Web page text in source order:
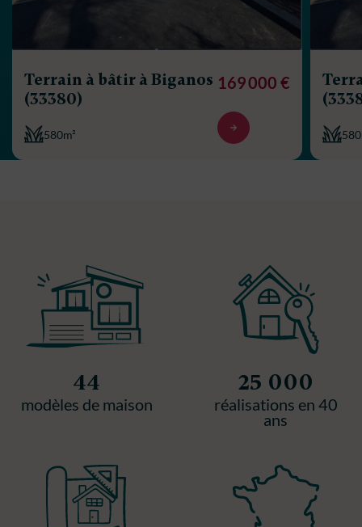
Terrain à bâtir à Biganos
(33380)
580m²
169 000 €
44
modèles de maison
25 000
réalisations en 40
ans